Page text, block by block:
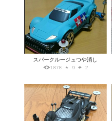
スパークルージュつや消し
1878 9 2